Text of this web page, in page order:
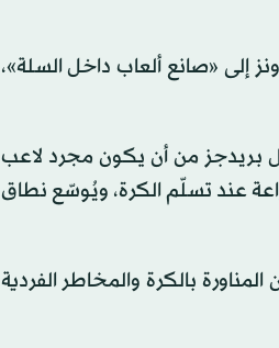
السابق الفرنسي جاك مونكلار (69 عاماً) بتحوّل تاونز إلى «صانع ألعاب داخل السلة»،
بريدجز من أن يكون مجرد لاعب
عند تسلّم الكرة، ويُوسّع نطاق
بالكرة والمخاطر الفردية